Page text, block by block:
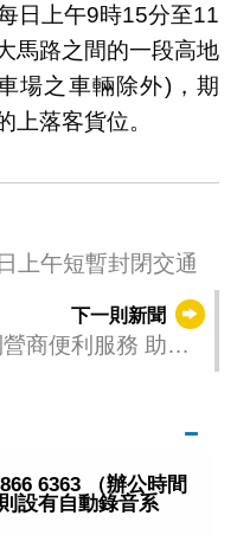
日上午9時15分至11
馬路之間的一段高地
場之車輛除外)，期
上落客貨位。
上午短暫封閉交通
下一則新聞
便利服務 助澳
6363 （辦公時間
設有自動錄音系